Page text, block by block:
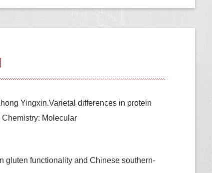
Yingxin.Varietal differences in protein
Molecular
gluten functionality and Chinese southern-